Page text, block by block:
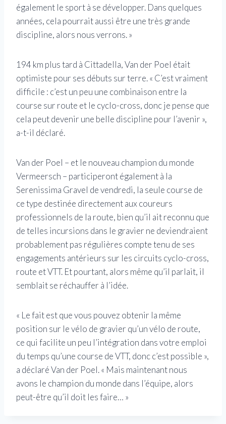
également le sport à se développer. Dans quelques
années, cela pourrait aussi être une très grande
discipline, alors nous verrons. »
194 km plus tard à Cittadella, Van der Poel était
optimiste pour ses débuts sur terre. « C’est vraiment
difficile : c’est un peu une combinaison entre la
course sur route et le cyclo-cross, donc je pense que
cela peut devenir une belle discipline pour l’avenir »,
a-t-il déclaré.
Van der Poel – et le nouveau champion du monde
Vermeersch – participeront également à la
Serenissima Gravel de vendredi, la seule course de
ce type destinée directement aux coureurs
professionnels de la route, bien qu’il ait reconnu que
de telles incursions dans le gravier ne deviendraient
probablement pas régulières compte tenu de ses
engagements antérieurs sur les circuits cyclo-cross,
route et VTT. Et pourtant, alors même qu’il parlait, il
semblait se réchauffer à l’idée.
« Le fait est que vous pouvez obtenir la même
position sur le vélo de gravier qu’un vélo de route,
ce qui facilite un peu l’intégration dans votre emploi
du temps qu’une course de VTT, donc c’est possible »,
a déclaré Van der Poel. « Mais maintenant nous
avons le champion du monde dans l’équipe, alors
peut-être qu’il doit les faire… »